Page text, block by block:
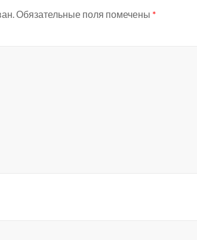
Обязательные поля помечены *